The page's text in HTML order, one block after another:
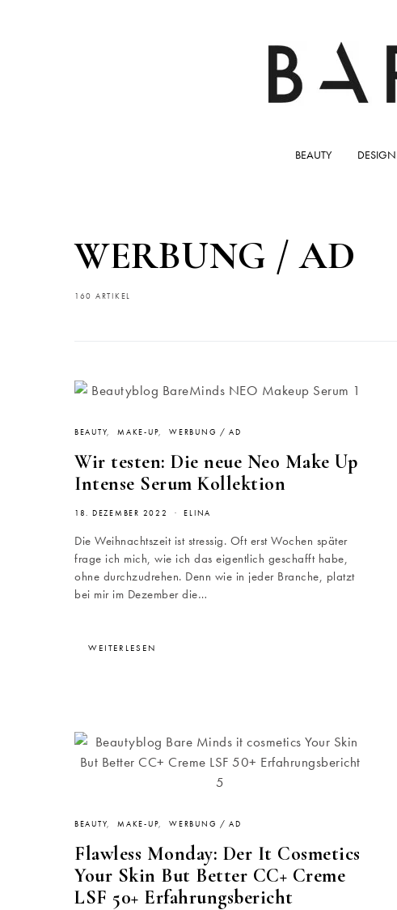
BEAUTY DESIGN
WERBUNG / AD
160 ARTIKEL
BEAUTY MAKE-UP WERBUNG / AD
Wir testen: Die neue Neo Make Up
Intense Serum Kollektion
18. DEZEMBER 2022 ELINA
Die Weihnachtszeit ist stressig. Oft erst Wochen später
frage ich mich, wie ich das eigentlich geschafft habe,
ohne durchzudrehen. Denn wie in jeder Branche, platzt
bei mir im Dezember die…
WEITERLESEN
BEAUTY MAKE-UP WERBUNG / AD
Flawless Monday: Der It Cosmetics
Your Skin But Better CC+ Creme
LSF 50+ Erfahrungsbericht